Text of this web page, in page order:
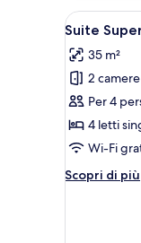
Apri
tutte
le
foto
per
Suite
Superior,
camere
11
Suite
35 m²
2 camere
Per 4
4 letti
Wi-Fi
Scopri di più
Altri